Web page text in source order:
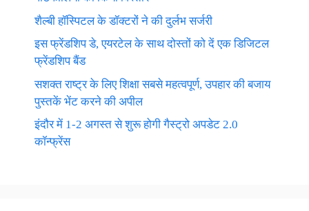
शैल्बी हॉस्पिटल के डॉक्टरों ने की दुर्लभ सर्जरी
इस फ्रेंडशिप डे, एयरटेल के साथ दोस्तों को दें एक डिजिटल
फ्रेंडशिप बैंड
सशक्त राष्ट्र के लिए शिक्षा सबसे महत्वपूर्ण, उपहार की बजाय
पुस्तकें भेंट करने की अपील
इंदौर में 1-2 अगस्त से शुरू होगी गैस्ट्रो अपडेट 2.0
कॉन्फ्रेंस